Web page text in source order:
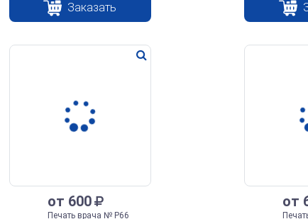
Заказать
от 600
Печать врача № Р66
от